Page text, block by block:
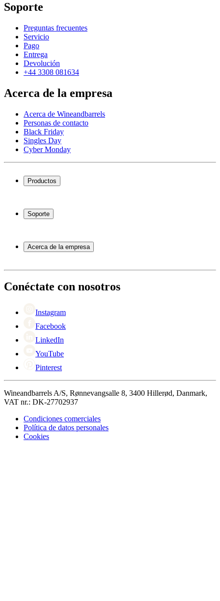
Soporte
Preguntas frecuentes
Servicio
Pago
Entrega
Devolución
+44 3308 081634
Acerca de la empresa
Acerca de Wineandbarrels
Personas de contacto
Black Friday
Singles Day
Cyber Monday
Productos
Botelleros
Muebles para vino
Soporte
Servicio
Pago
Devolución
Acerca de la empresa
Black Friday
Singles Day
Conéctate con nosotros
Instagram
Facebook
LinkedIn
YouTube
Pinterest
Wineandbarrels A/S, Rønnevangsalle 8, 3400 Hillerød, Danmark,
VAT nr.: DK-27702937
Condiciones comerciales
Política de datos personales
Cookies